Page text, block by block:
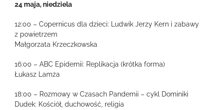
24 maja, niedziela
12:00 – Copernicus dla dzieci: Ludwik Jerzy Kern i zabawy
z powietrzem
Małgorzata Krzeczkowska
16:00 – ABC Epidemii: Replikacja (krótka forma)
Łukasz Lamża
18:00 – Rozmowy w Czasach Pandemii – cykl Dominiki
Dudek: Kościół, duchowość, religia